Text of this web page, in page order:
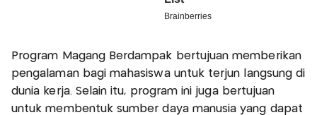
Program Magang Berdampak bertujuan memberikan
pengalaman bagi mahasiswa untuk terjun langsung di
dunia kerja. Selain itu, program ini juga bertujuan
untuk membentuk sumber daya manusia yang dapat